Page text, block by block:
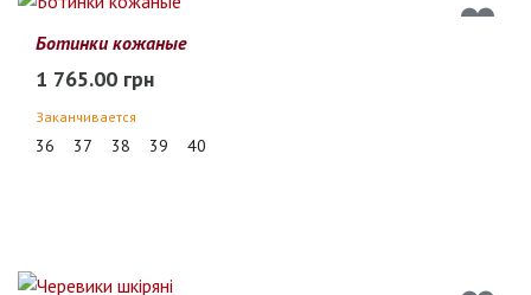
Ботинки кожаные
1 765.00 грн
Заканчивается
36 37 38 39 40